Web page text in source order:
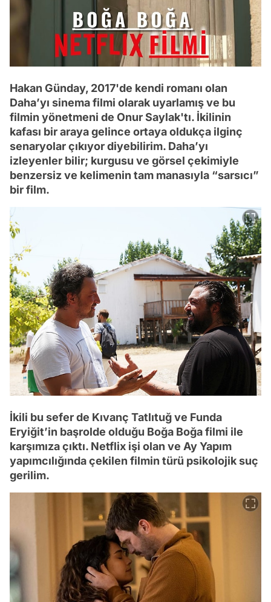
Hakan Günday, 2017'de kendi romanı olan
Daha’yı sinema filmi olarak uyarlamış ve bu
filmin yönetmeni de Onur Saylak'tı. İkilinin
kafası bir araya gelince ortaya oldukça ilginç
senaryolar çıkıyor diyebilirim. Daha’yı
izleyenler bilir; kurgusu ve görsel çekimiyle
benzersiz ve kelimenin tam manasıyla “sarsıcı”
bir film.
İkili bu sefer de Kıvanç Tatlıtuğ ve Funda
Eryiğit’in başrolde olduğu Boğa Boğa filmi ile
karşımıza çıktı. Netflix işi olan ve Ay Yapım
yapımcılığında çekilen filmin türü psikolojik suç
gerilim.